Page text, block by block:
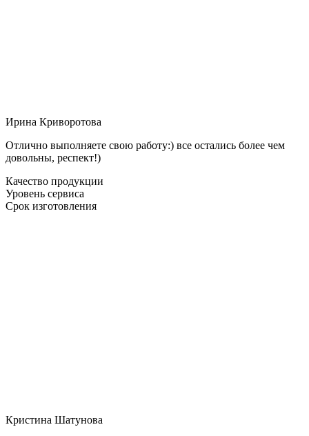
Ирина Криворотова
Отлично выполняете свою работу:) все остались более чем
довольны, респект!)
Качество продукции
Уровень сервиса
Срок изготовления
Кристина Шатунова